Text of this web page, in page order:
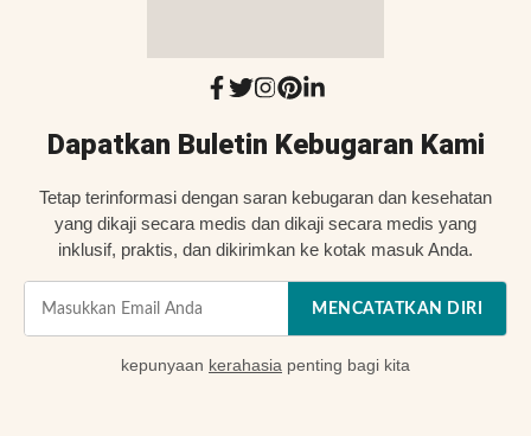
Dapatkan Buletin Kebugaran Kami
Tetap terinformasi dengan saran kebugaran dan kesehatan
yang dikaji secara medis dan dikaji secara medis yang
inklusif, praktis, dan dikirimkan ke kotak masuk Anda.
MENCATATKAN DIRI
kepunyaan kerahasia penting bagi kita